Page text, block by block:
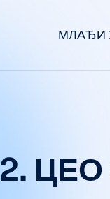
МЛАЂИ
2.